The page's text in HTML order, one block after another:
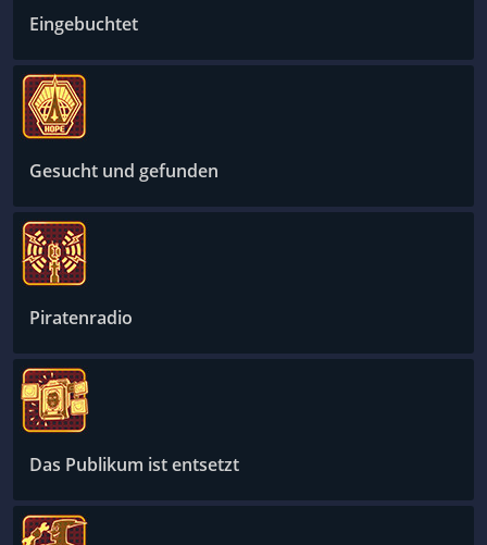
Eingebuchtet
Gesucht und gefunden
Piratenradio
Das Publikum ist entsetzt